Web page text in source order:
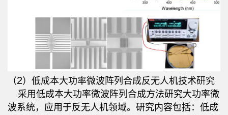
（2）低成本大功率微波阵列合成反无人机技术研究
采用低成本大功率微波阵列合成方法研究大功率微
波系统，应用于反无人机领域。研究内容包括：低成